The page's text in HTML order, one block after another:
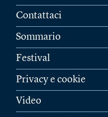
Contattaci
Sommario
Festival
Privacy e cookie
Video